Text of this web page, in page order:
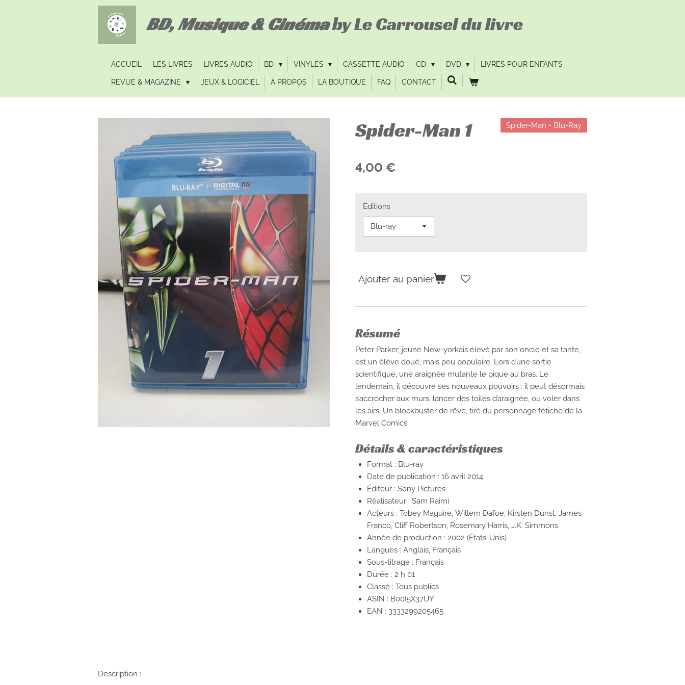
BD, Musique & Cinémaby Le Carrousel du livre
ACCUEIL LES LIVRES LIVRES AUDIO BD VINYLES CASSETTE AUDIO CD DVD LIVRES POUR ENFANTS
REVUE & MAGAZINE JEUX & LOGICIEL À PROPOS LA BOUTIQUE FAQ CONTACT
Spider-Man 1 Spider-Man - Blu-Ray
4,00 €
Editions
Ajouter au panier
Résumé
Peter Parker, jeune New-yorkais élevé par son oncle et sa tante,
est un élève doué, mais peu populaire. Lors d’une sortie
scientifique, une araignée mutante le pique au bras. Le
lendemain, il découvre ses nouveaux pouvoirs : il peut désormais
s’accrocher aux murs, lancer des toiles d’araignée, ou voler dans
les airs. Un blockbuster de rêve, tiré du personnage fétiche de la
Marvel Comics.
Détails & caractéristiques
Format : Blu-ray
Date de publication : 16 avril 2014
Éditeur : Sony Pictures
Réalisateur : Sam Raimi
Acteurs : Tobey Maguire, Willem Dafoe, Kirsten Dunst, James
Franco, Cliff Robertson, Rosemary Harris, J.K. Simmons
Année de production : 2002 (États-Unis)
Langues : Anglais, Français
Sous-titrage : Français
Durée : 2 h 01
Classé : Tous publics
ASIN : B00I5X37UY
EAN : 3333299205465
Description :